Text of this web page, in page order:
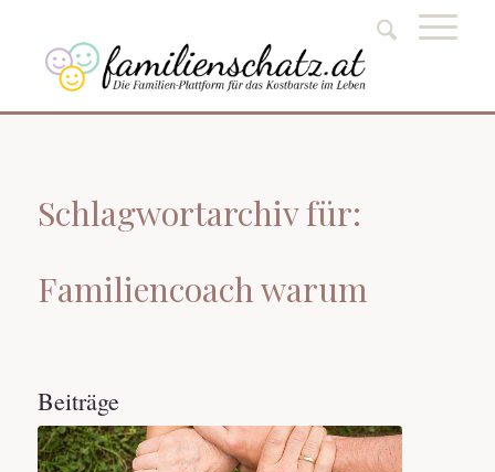
Schlagwortarchiv für:
Familiencoach warum
Beiträge